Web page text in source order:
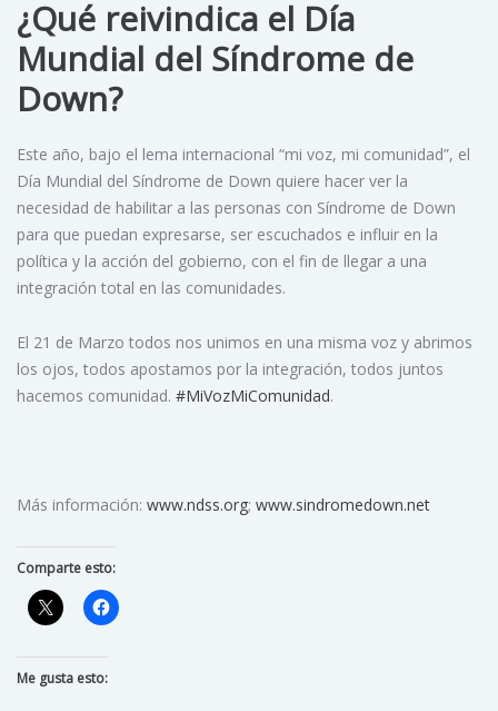
¿Qué reivindica el Día
Mundial del Síndrome de
Down?
Este año, bajo el lema internacional “mi voz, mi comunidad”, el
Día Mundial del Síndrome de Down quiere hacer ver la
necesidad de habilitar a las personas con Síndrome de Down
para que puedan expresarse, ser escuchados e influir en la
política y la acción del gobierno, con el fin de llegar a una
integración total en las comunidades.
El 21 de Marzo todos nos unimos en una misma voz y abrimos
los ojos, todos apostamos por la integración, todos juntos
hacemos comunidad. #MiVozMiComunidad.
Más información: www.ndss.org; www.sindromedown.net
Comparte esto:
Me gusta esto: